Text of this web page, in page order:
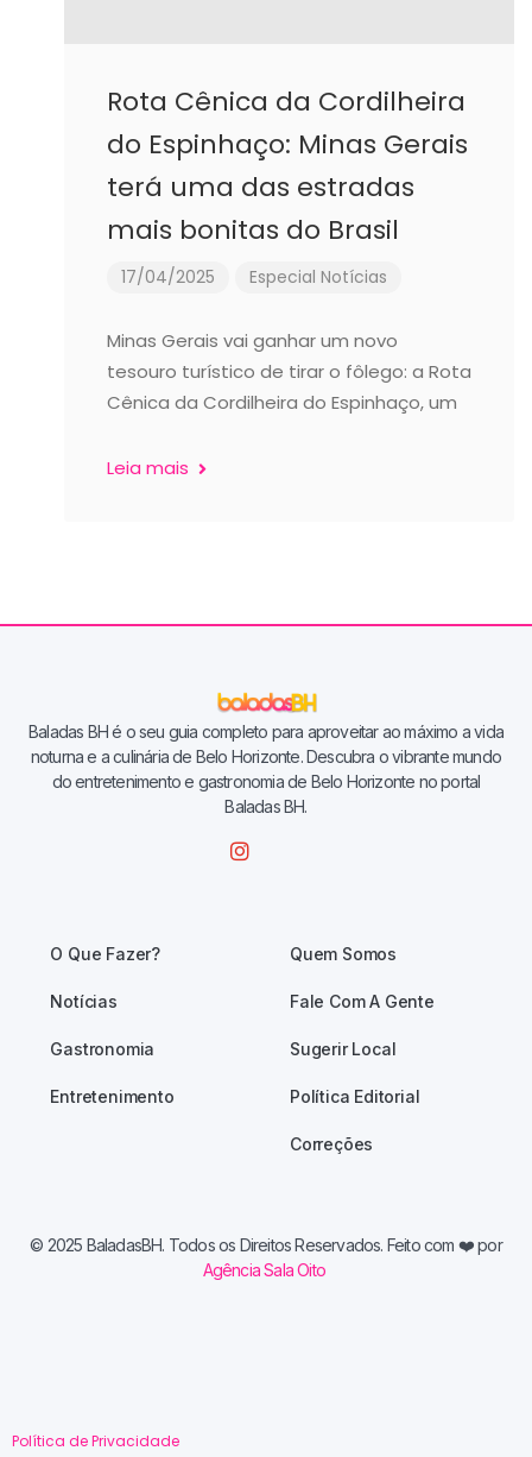
Rota Cênica da Cordilheira
do Espinhaço: Minas Gerais
terá uma das estradas
mais bonitas do Brasil
17/04/2025 Especial Notícias
Minas Gerais vai ganhar um novo
tesouro turístico de tirar o fôlego: a Rota
Cênica da Cordilheira do Espinhaço, um
Leia mais
Baladas BH é o seu guia completo para aproveitar ao máximo a vida
noturna e a culinária de Belo Horizonte. Descubra o vibrante mundo
do entretenimento e gastronomia de Belo Horizonte no portal
Baladas BH.
O Que Fazer?
Notícias
Gastronomia
Entretenimento
Quem Somos
Fale Com A Gente
Sugerir Local
Política Editorial
Correções
© 2025 BaladasBH. Todos os Direitos Reservados. Feito com ❤️ por
Agência Sala Oito
Política de Privacidade